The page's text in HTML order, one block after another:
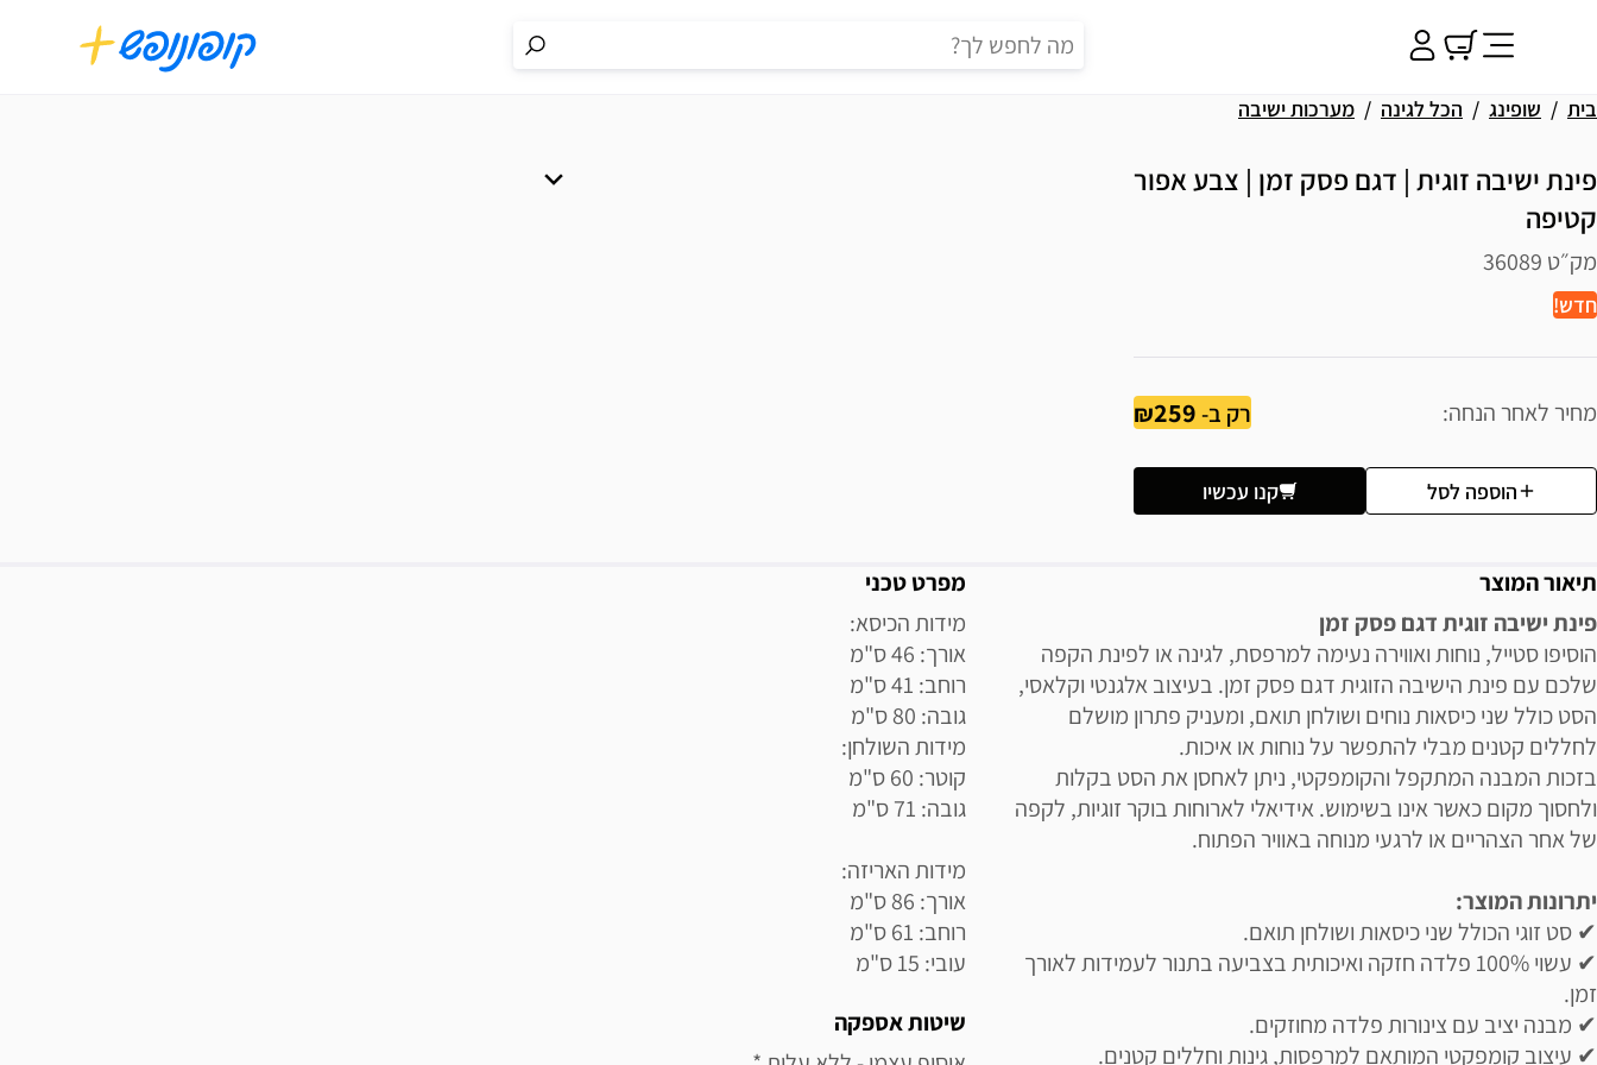
בית שופינג הכל לגינה מערכות ישיבה
פינת ישיבה זוגית | דגם פסק זמן | צבע אפור
קטיפה
מק״ט 36089
חדש!
מחיר לאחר הנחה רק ב-259
הוספה לסל קנו עכשיו
תיאור המוצר
פינת ישיבה זוגית דגם פסק זמן
הוסיפו סטייל, נוחות ואווירה נעימה למרפסת, לגינה או לפינת הקפה
שלכם עם פינת הישיבה הזוגית דגם פסק זמן. בעיצוב אלגנטי וקלאסי,
הסט כולל שני כיסאות נוחים ושולחן תואם, ומעניק פתרון מושלם
לחללים קטנים מבלי להתפשר על נוחות או איכות.
בזכות המבנה המתקפל והקומפקטי, ניתן לאחסן את הסט בקלות
ולחסוך מקום כאשר אינו בשימוש. אידיאלי לארוחות בוקר זוגיות, לקפה
של אחר הצהריים או לרגעי מנוחה באוויר הפתוח.
יתרונות המוצר:
✔ סט זוגי הכולל שני כיסאות ושולחן תואם.
✔ עשוי 100% פלדה חזקה ואיכותית בצביעה בתנור לעמידות לאורך
זמן.
✔ מבנה יציב עם צינורות פלדה מחוזקים.
✔ עיצוב קומפקטי המותאם למרפסות, גינות וחללים קטנים.
מידע נוסף
מפרט טכני
עובי: 15 ס"מ
שיטות אספקה